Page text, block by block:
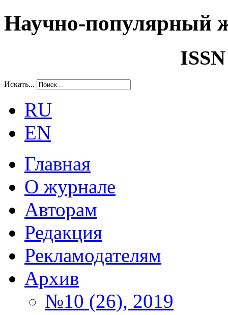
Научно-популярный
Искать...
RU
EN
Главная
О журнале
Авторам
Редакция
Рекламодателям
Архив
№10 (26), 2019